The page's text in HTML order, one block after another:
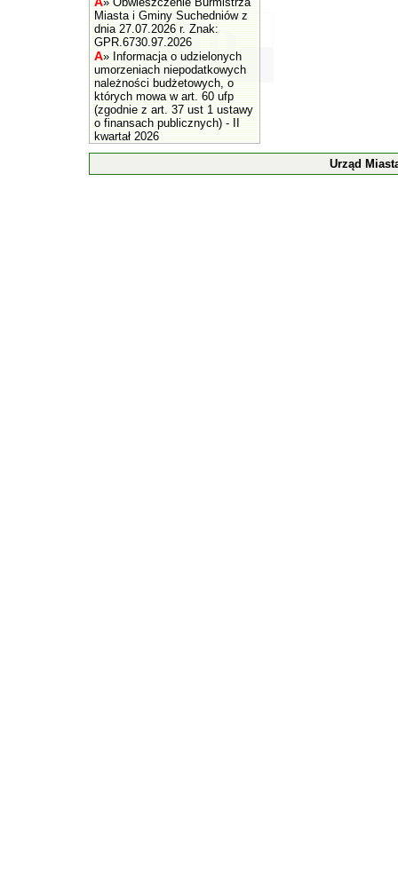
Miasta i Gminy Suchedniów z
dnia 27.07.2026 r. Znak:
GPR.6730.97.2026
A» Informacja o udzielonych
umorzeniach niepodatkowych
należności budżetowych, o
których mowa w art. 60 ufp
(zgodnie z art. 37 ust 1 ustawy
o finansach publicznych) - II
kwartał 2026
Urząd